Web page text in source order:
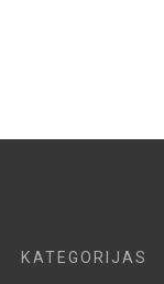
KATEGORIJAS